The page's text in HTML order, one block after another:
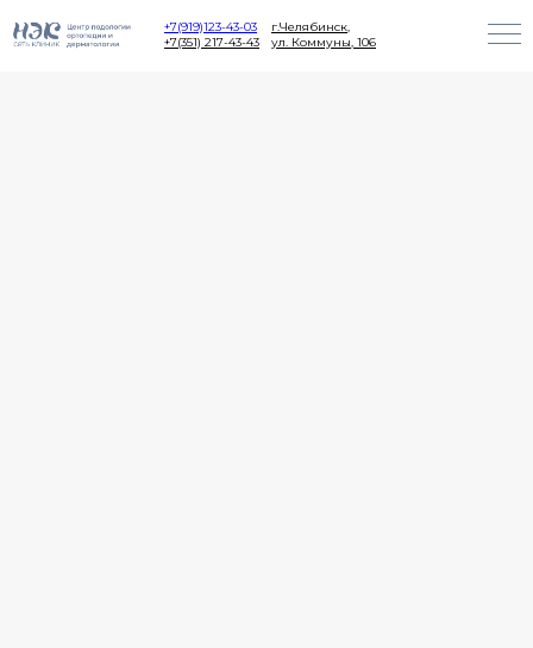
+7(919)123-43-03
+7(351) 217-43-43
г.Челябинск,
ул. Коммуны, 106